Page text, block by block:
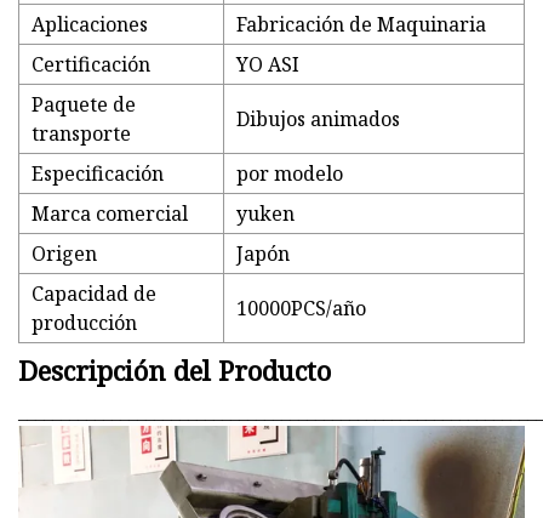
Aplicaciones
Fabricación de Maquinaria
Certificación
YO ASI
Paquete de
transporte
Dibujos animados
Especificación
por modelo
Marca comercial
yuken
Origen
Japón
Capacidad de
producción
10000PCS/año
Descripción del Producto